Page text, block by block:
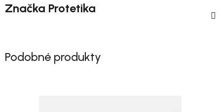
Značka Protetika
Podobné produkty